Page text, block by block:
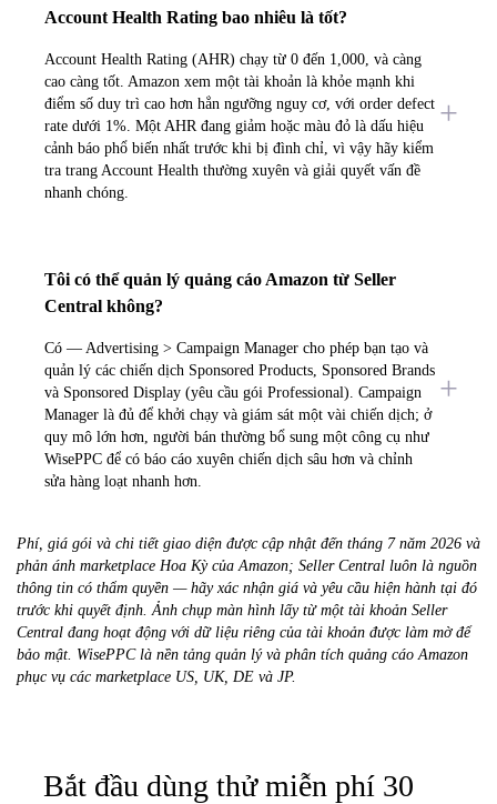
Account Health Rating bao nhiêu là tốt?
Account Health Rating (AHR) chạy từ 0 đến 1,000, và càng
cao càng tốt. Amazon xem một tài khoản là khỏe mạnh khi
điểm số duy trì cao hơn hẳn ngưỡng nguy cơ, với order defect
rate dưới 1%. Một AHR đang giảm hoặc màu đỏ là dấu hiệu
cảnh báo phổ biến nhất trước khi bị đình chỉ, vì vậy hãy kiểm
tra trang Account Health thường xuyên và giải quyết vấn đề
nhanh chóng.
Tôi có thể quản lý quảng cáo Amazon từ Seller
Central không?
Có — Advertising > Campaign Manager cho phép bạn tạo và
quản lý các chiến dịch Sponsored Products, Sponsored Brands
và Sponsored Display (yêu cầu gói Professional). Campaign
Manager là đủ để khởi chạy và giám sát một vài chiến dịch; ở
quy mô lớn hơn, người bán thường bổ sung một công cụ như
WisePPC để có báo cáo xuyên chiến dịch sâu hơn và chỉnh
sửa hàng loạt nhanh hơn.
Phí, giá gói và chi tiết giao diện được cập nhật đến tháng 7 năm 2026 và
phản ánh marketplace Hoa Kỳ của Amazon; Seller Central luôn là nguồn
thông tin có thẩm quyền — hãy xác nhận giá và yêu cầu hiện hành tại đó
trước khi quyết định. Ảnh chụp màn hình lấy từ một tài khoản Seller
Central đang hoạt động với dữ liệu riêng của tài khoản được làm mờ để
bảo mật. WisePPC là nền tảng quản lý và phân tích quảng cáo Amazon
phục vụ các marketplace US, UK, DE và JP.
Bắt đầu dùng thử miễn phí 30